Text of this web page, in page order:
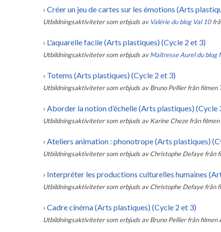
› Créer un jeu de cartes sur les émotions (Arts
Utbildningsaktiviteter som erbjuds av Valérie du blog Val 10
› L'aquarelle facile (Arts plastiques) (Cycle 2 et 3)
Utbildningsaktiviteter som erbjuds av Maîtresse Aurel du blog
› Totems (Arts plastiques) (Cycle 2 et 3)
Utbildningsaktiviteter som erbjuds av Bruno Pellier från filmen
› Aborder la notion d’échelle (Arts plastiques) (Cycle
Utbildningsaktiviteter som erbjuds av Karine Cheze från filmen
› Ateliers animation : phonotrope (Arts plastiques)
Utbildningsaktiviteter som erbjuds av Christophe Defaye från
› Interpréter les productions culturelles humaines
Utbildningsaktiviteter som erbjuds av Christophe Defaye från
› Cadre cinéma (Arts plastiques) (Cycle 2 et 3)
Utbildningsaktiviteter som erbjuds av Bruno Pellier från filmen